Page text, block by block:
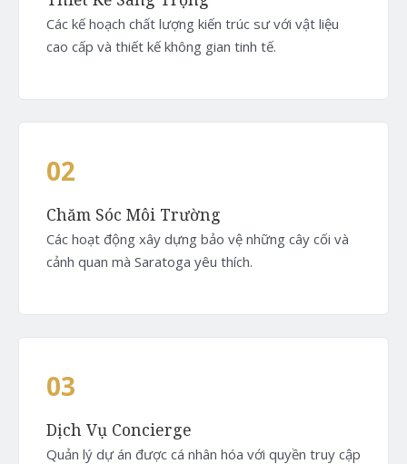
Các kế hoạch chất lượng kiến trúc sư với vật liệu
cao cấp và thiết kế không gian tinh tế.
02
Chăm Sóc Môi Trường
Các hoạt động xây dựng bảo vệ những cây cối và
cảnh quan mà Saratoga yêu thích.
03
Dịch Vụ Concierge
Quản lý dự án được cá nhân hóa với quyền truy cập